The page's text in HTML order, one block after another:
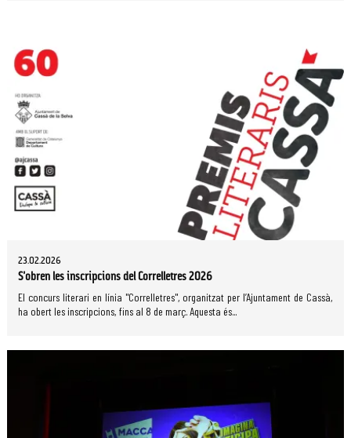
23.02.2026
S'obren les inscripcions del Correlletres 2026
El concurs literari en línia "Correlletres", organitzat per l’Ajuntament de Cassà,
ha obert les inscripcions, fins al 8 de març. Aquesta és...